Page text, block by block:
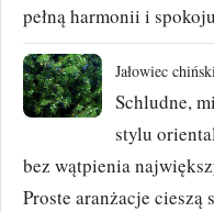
luty 2018
styczeń 2018
pełną harmonii i
Jałowiec
Schludne,
stylu
bez wątpienia
Proste aranżacje cieszą